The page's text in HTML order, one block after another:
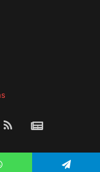
RSS News